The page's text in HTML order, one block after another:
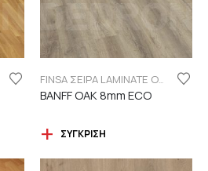
FINSA ΣΕΙΡΑ LAMINATE ORIGINAL "ECO LABEL"
BANFF OAK 8mm ECO
ΣΎΓΚΡΙΣΗ